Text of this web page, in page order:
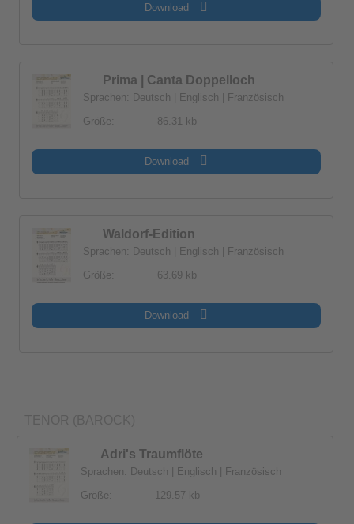
Download
Prima | Canta Doppelloch
Sprachen: Deutsch | Englisch | Französisch
Größe:
86.31 kb
Download
Waldorf-Edition
Sprachen: Deutsch | Englisch | Französisch
Größe:
63.69 kb
Download
Adri's Traumflöte
Sprachen: Deutsch | Englisch | Französisch
Größe:
129.57 kb